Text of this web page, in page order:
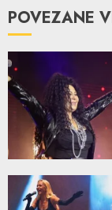
POVEZANE